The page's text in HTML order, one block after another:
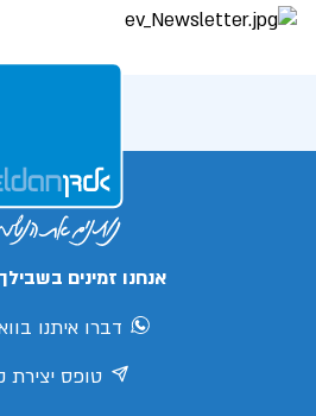
אנחנו זמינים בשבילך
דברו איתנו
טופס יצירת